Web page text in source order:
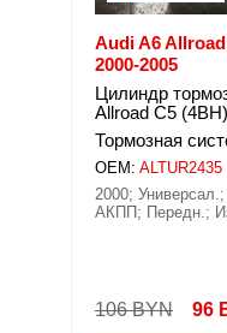
Audi A6
2000-2005
Цилиндр
Allroad C5
Тормозная
OEM: ALTUR2435
2000;
АКПП; Передн.;
106 BYN 96